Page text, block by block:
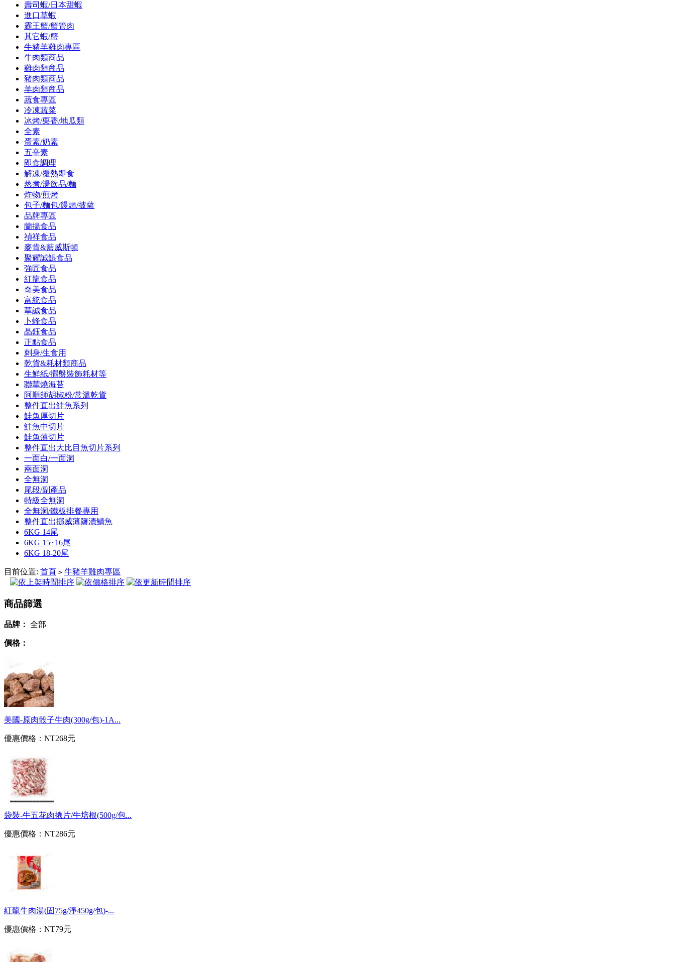
壽司蝦/日本甜蝦
進口草蝦
霸王蟹/蟹管肉
其它蝦/蟹
牛豬羊雞肉專區
牛肉類商品
雞肉類商品
豬肉類商品
羊肉類商品
蔬食專區
冷凍蔬菜
冰烤/栗香/地瓜類
全素
蛋素/奶素
五辛素
即食調理
解凍/覆熱即食
蒸煮/湯飲品/麵
炸物/煎烤
包子/麵包/饅頭/披薩
品牌專區
蘭揚食品
禎祥食品
麥肯&藍威斯頓
聚耀誠鯤食品
強匠食品
紅龍食品
奇美食品
富統食品
華誠食品
卜蜂食品
晶鈺食品
正點食品
刺身/生食用
乾貨&耗材類商品
生鮮紙/擺盤裝飾耗材等
聯華燒海苔
阿順師胡椒粉/常溫乾貨
整件直出鮭魚系列
鮭魚厚切片
鮭魚中切片
鮭魚薄切片
整件直出大比目魚切片系列
一面白/一面洞
兩面洞
全無洞
尾段/副產品
特級全無洞
全無洞/鐵板排餐專用
整件直出挪威薄鹽漬鯖魚
6KG 14尾
6KG 15~16尾
6KG 18-20尾
目前位置: 首頁 > 牛豬羊雞肉專區
商品篩選
品牌： 全部
價格：
美國-原肉骰子牛肉(300g/包)-1A...
優惠價格： NT268元
袋裝-牛五花肉捲片/牛培根(500g/包...
優惠價格： NT286元
紅龍牛肉湯(固75g/淨450g/包)-...
優惠價格： NT79元